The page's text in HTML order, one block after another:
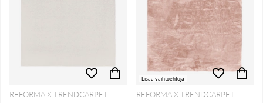
REFORMA X TRENDCARPET
Lisää vaihtoehtoja
REFORMA X TRENDCARPET